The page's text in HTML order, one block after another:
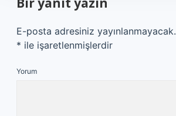
E-posta adresiniz yayınlanmayacak.
* ile işaretlenmişlerdir
Yorum